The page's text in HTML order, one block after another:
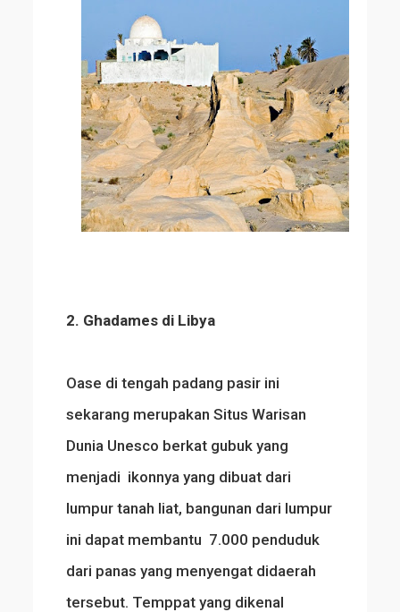
2. Ghadames di Libya
Oase di tengah padang pasir ini
sekarang merupakan Situs Warisan
Dunia Unesco berkat gubuk yang
menjadi ikonnya yang dibuat dari
lumpur tanah liat, bangunan dari lumpur
ini dapat membantu 7.000 penduduk
dari panas yang menyengat didaerah
tersebut. Temppat yang dikenal